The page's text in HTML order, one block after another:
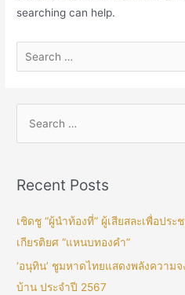
searching can help.
Recent Posts
เชิดชู “ผู้นำท้องที่” ผู้เสียสละเพื่อปร
เกียรติยศ “แหนบทองคำ”
‘อนุทิน’ ชูมหาดไทยแสดงพลังความ
บ้าน ประจำปี 2567